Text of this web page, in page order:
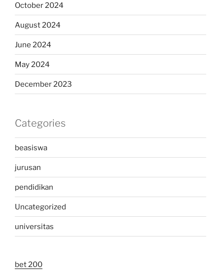
October 2024
August 2024
June 2024
May 2024
December 2023
Categories
beasiswa
jurusan
pendidikan
Uncategorized
universitas
bet 200